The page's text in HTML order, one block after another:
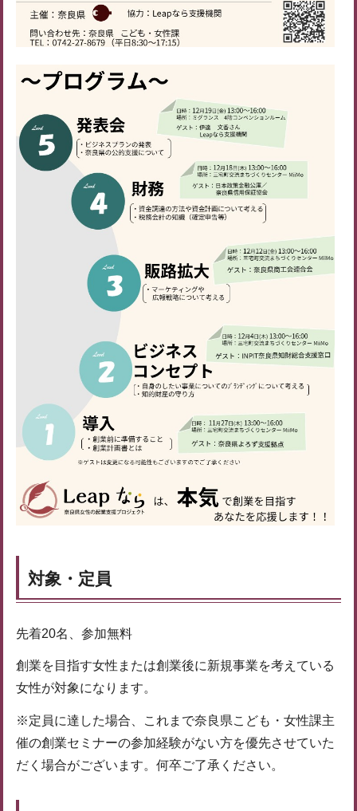
対象・定員
先着20名、参加無料
創業を目指す女性または創業後に新規事業を考えている
女性が対象になります。
※定員に達した場合、これまで奈良県こども・女性課主
催の創業セミナーの参加経験がない方を優先させていた
だく場合がございます。何卒ご了承ください。